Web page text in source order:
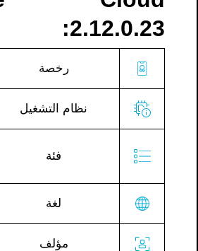
2.12.0.23:
رخصة
نظام التشغيل
فئة
لغة
مؤلف